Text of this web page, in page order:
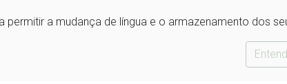
permitir a mudança de língua e o armazenamento dos